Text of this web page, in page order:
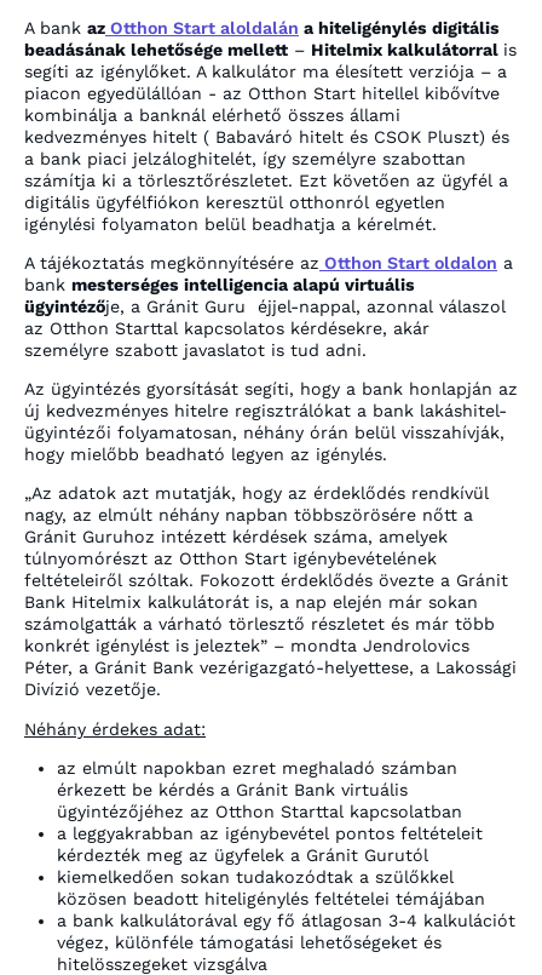
A bank az Otthon Start aloldalán a hiteligénylés digitális
beadásának lehetősége mellett – Hitelmix kalkulátorral is
segíti az igénylőket. A kalkulátor ma élesített verziója – a
piacon egyedülállóan - az Otthon Start hitellel kibővítve
kombinálja a banknál elérhető összes állami
kedvezményes hitelt ( Babaváró hitelt és CSOK Pluszt) és
a bank piaci jelzáloghitelét, így személyre szabottan
számítja ki a törlesztőrészletet. Ezt követően az ügyfél a
digitális ügyfélfiókon keresztül otthonról egyetlen
igénylési folyamaton belül beadhatja a kérelmét.
A tájékoztatás megkönnyítésére az Otthon Start oldalon a
bank mesterséges intelligencia alapú virtuális
ügyintézője, a Gránit Guru éjjel-nappal, azonnal válaszol
az Otthon Starttal kapcsolatos kérdésekre, akár
személyre szabott javaslatot is tud adni.
Az ügyintézés gyorsítását segíti, hogy a bank honlapján az
új kedvezményes hitelre regisztrálókat a bank lakáshitel-
ügyintézői folyamatosan, néhány órán belül visszahívják,
hogy mielőbb beadható legyen az igénylés.
„Az adatok azt mutatják, hogy az érdeklődés rendkívül
nagy, az elmúlt néhány napban többszörösére nőtt a
Gránit Guruhoz intézett kérdések száma, amelyek
túlnyomórészt az Otthon Start igénybevételének
feltételeiről szóltak. Fokozott érdeklődés övezte a Gránit
Bank Hitelmix kalkulátorát is, a nap elején már sokan
számolgatták a várható törlesztő részletet és már több
konkrét igénylést is jeleztek” – mondta Jendrolovics
Péter, a Gránit Bank vezérigazgató-helyettese, a Lakossági
Divízió vezetője.
Néhány érdekes adat:
az elmúlt napokban ezret meghaladó számban
érkezett be kérdés a Gránit Bank virtuális
ügyintézőjéhez az Otthon Starttal kapcsolatban
a leggyakrabban az igénybevétel pontos feltételeit
kérdezték meg az ügyfelek a Gránit Gurutól
kiemelkedően sokan tudakozódtak a szülőkkel
közösen beadott hiteligénylés feltételei témájában
a bank kalkulátorával egy fő átlagosan 3-4 kalkulációt
végez, különféle támogatási lehetőségeket és
hitelösszegeket vizsgálva